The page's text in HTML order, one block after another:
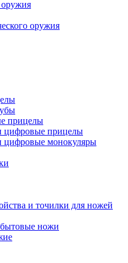
оружия
оружия
прицелы
цифровые прицелы
цифровые монокуляры
и точилки для ножей
ножи